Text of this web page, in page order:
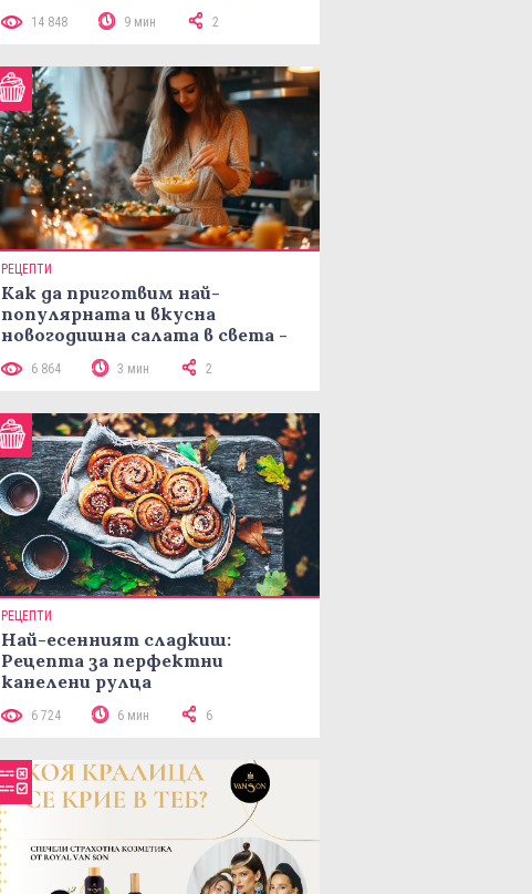
14 848 9 мин 2
РЕЦЕПТИ
Как да приготвим най-
популярната и вкусна
новогодишна салата в света -
рецепта Мимоза
6 864 3 мин 2
РЕЦЕПТИ
Най-есенният сладкиш:
Рецепта за перфектни
канелени рулца
6 724 6 мин 6